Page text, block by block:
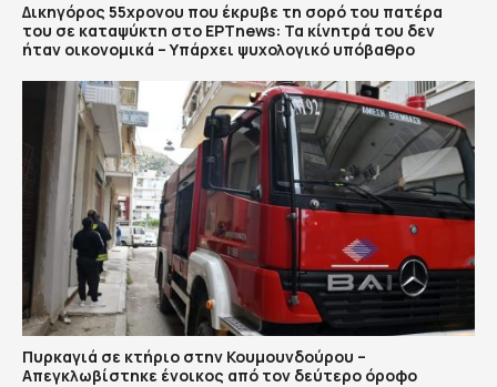
Δικηγόρος 55χρονου που έκρυβε τη σορό του πατέρα
του σε καταψύκτη στο ΕΡΤnews: Τα κίνητρά του δεν
ήταν οικονομικά – Υπάρχει ψυχολογικό υπόβαθρο
Πυρκαγιά σε κτήριο στην Κουμουνδούρου –
Απεγκλωβίστηκε ένοικος από τον δεύτερο όροφο